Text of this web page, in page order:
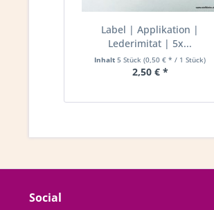
Label | Applikation |
Lederimitat | 5x...
Inhalt5 Stück(0,50 € * / 1 Stück)
2,50 € *
Social